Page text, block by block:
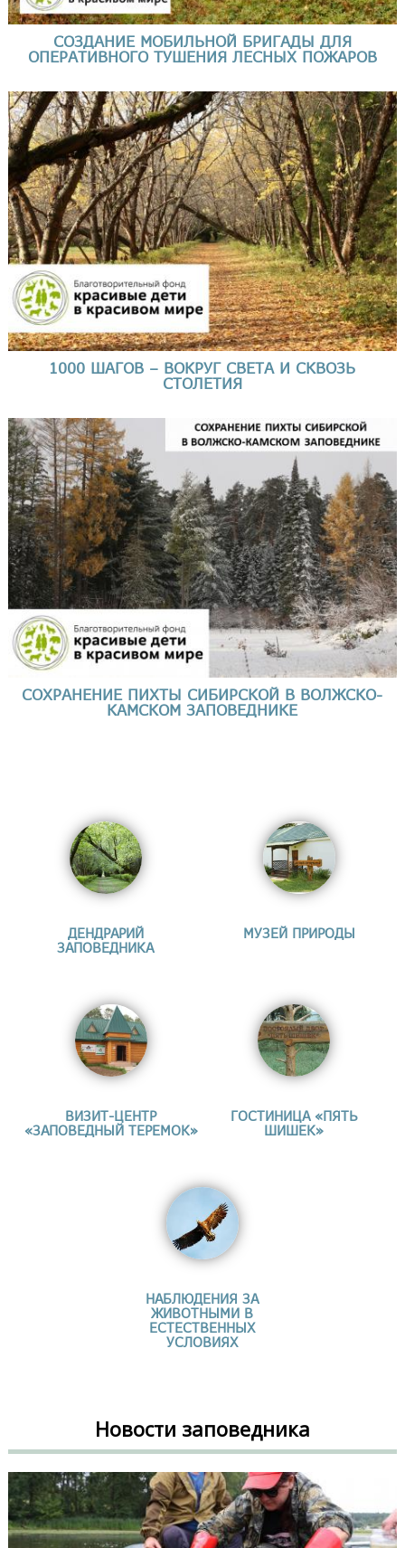
СОЗДАНИЕ МОБИЛЬНОЙ БРИГАДЫ ДЛЯ
ОПЕРАТИВНОГО ТУШЕНИЯ ЛЕСНЫХ ПОЖАРОВ
1000 ШАГОВ – ВОКРУГ СВЕТА И СКВОЗЬ
СТОЛЕТИЯ
СОХРАНЕНИЕ ПИХТЫ СИБИРСКОЙ В ВОЛЖСКО-
КАМСКОМ ЗАПОВЕДНИКЕ
ДЕНДРАРИЙ
ЗАПОВЕДНИКА
МУЗЕЙ ПРИРОДЫ
ВИЗИТ-ЦЕНТР
«ЗАПОВЕДНЫЙ ТЕРЕМОК»
ГОСТИНИЦА «ПЯТЬ
ШИШЕК»
НАБЛЮДЕНИЯ ЗА
ЖИВОТНЫМИ В
ЕСТЕСТВЕННЫХ
УСЛОВИЯХ
Новости заповедника